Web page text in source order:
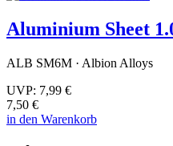
Aluminium Sheet
ALB SM6M · Albion Alloys
UVP: 7,99 €
7,50 €
in den Warenkorb